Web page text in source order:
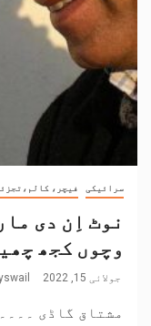
سرائیکی فیچر،
نوٹ اِن دی
وچوں کجھ
جولائی 15, 2022
مشتاق گاڈی